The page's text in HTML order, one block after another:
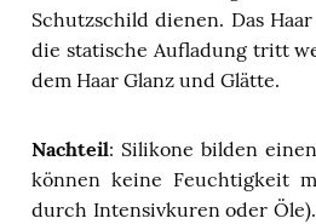
Schutzschild dienen. Das
die statische Aufladung tritt
dem Haar Glanz und Glätte.
Nachteil: Silikone bilden
können keine Feuchtigkeit
durch Intensivkuren oder